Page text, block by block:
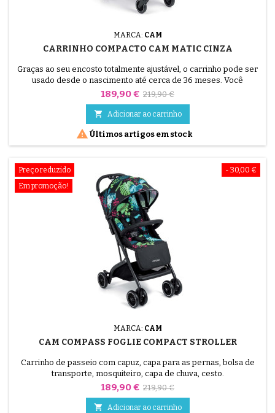
MARCA: CAM
CARRINHO COMPACTO CAM MATIC CINZA
Graças ao seu encosto totalmente ajustável, o carrinho pode ser
usado desde o nascimento até cerca de 36 meses. Você
apreciará seu assento confortável e apoio para os pés ajustável.
Preço
189,90 € Preço
normal
219,90 €
 Adicionar ao carrinho
 Últimos artigos em stock
- 30,00 €
Preço reduzido
Em promoção!
MARCA: CAM
CAM COMPASS FOGLIE COMPACT STROLLER
Carrinho de passeio com capuz, capa para as pernas, bolsa de
transporte, mosquiteiro, capa de chuva, cesto.
Preço
189,90 € Preço
normal
219,90 €
 Adicionar ao carrinho